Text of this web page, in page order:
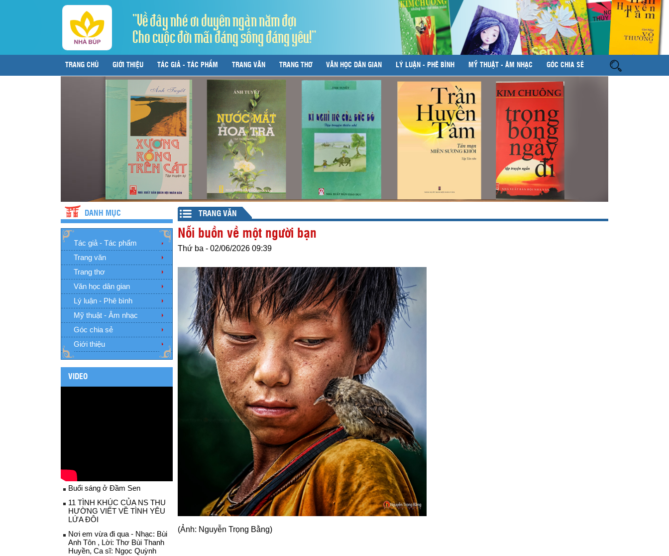
"Về đây nhé ơi duyên ngàn năm đợi
Cho cuộc đời mãi đáng sống đáng yêu!"
TRANG CHỦ GIỚI THIỆU TÁC GIẢ - TÁC PHẨM TRANG VĂN TRANG THƠ VĂN HỌC DÂN GIAN LÝ LUẬN - PHÊ BÌNH MỸ THUẬT - ÂM NHẠC GÓC CHIA SẺ
DANH MỤC
Tác giả - Tác phẩm
Trang văn
Trang thơ
Văn học dân gian
Lý luận - Phê bình
Mỹ thuật - Âm nhạc
Góc chia sẻ
Giới thiệu
VIDEO
Buổi sáng ở Đầm Sen
11 TÌNH KHÚC CỦA NS THU
HƯỜNG VIẾT VỀ TÌNH YÊU
LỨA ĐÔI
Nơi em vừa đi qua - Nhạc: Bùi
Anh Tôn , Lời: Thơ Bùi Thanh
Huyền, Ca sĩ: Ngọc Quỳnh
TRANG VĂN
Nỗi buồn về một người bạn
Thứ ba - 02/06/2026 09:39
(Ảnh: Nguyễn Trọng Bằng)